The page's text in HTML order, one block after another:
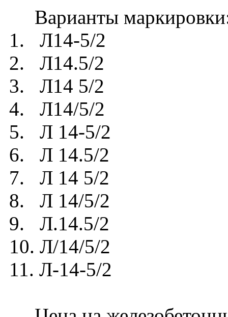
Варианты
1. Л14-5/2
2. Л14.5/2
3. Л14 5/2
4. Л14/5/2
5. Л 14-5/2
6. Л 14.5/2
7. Л 14 5/2
8. Л 14/5/2
9. Л.14.5/2
10. Л/14/5/2
11. Л-14-5/2